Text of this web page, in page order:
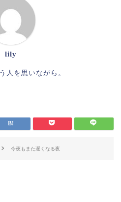
lily
人を思いながら。
今夜もまた遅くなる夜